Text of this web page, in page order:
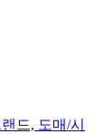
드, 도매/시